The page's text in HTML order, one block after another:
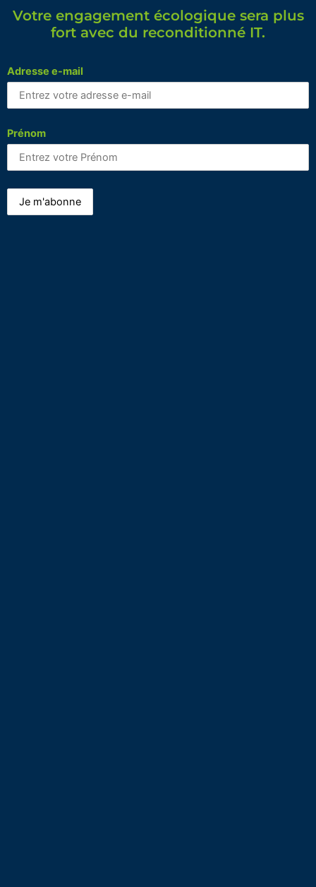
Votre engagement écologique sera plus
fort avec du reconditionné IT.
Adresse e-mail
Prénom